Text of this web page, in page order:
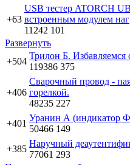
+63
USB тестер ATORCH
встроенным модулем
11242 101
Развернуть
+504
Трилон Б.
119386 375
+406
Сварочный провод -
горелкой.
48235 227
+401
Уранин А (индикатор
50466 149
+385
Наручный
77061 293